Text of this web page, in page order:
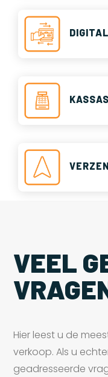
VEEL
Hier leest u de
verkoop. Als u
geadresseerde